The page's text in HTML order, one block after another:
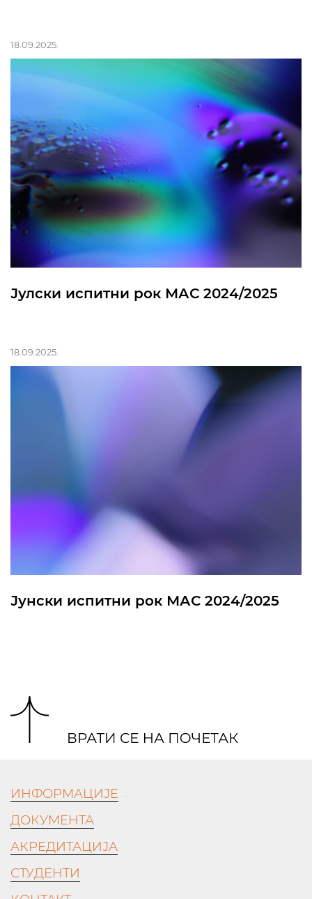
18.09.2025.
Јулски испитни рок МАС 2024/2025
18.09.2025.
Јунски испитни рок МАС 2024/2025
ИНФОРМАЦИЈЕ
ДОКУМЕНТА
АКРЕДИТАЦИЈА
СТУДЕНТИ